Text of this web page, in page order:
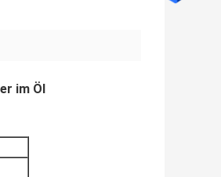
im Öl